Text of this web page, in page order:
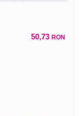
50,73 RON